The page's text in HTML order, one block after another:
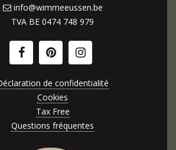
info@wimmeeussen.be
TVA BE 0474 748 979
de confidentialité
Cookies
Tax Free
Questions fréquentes